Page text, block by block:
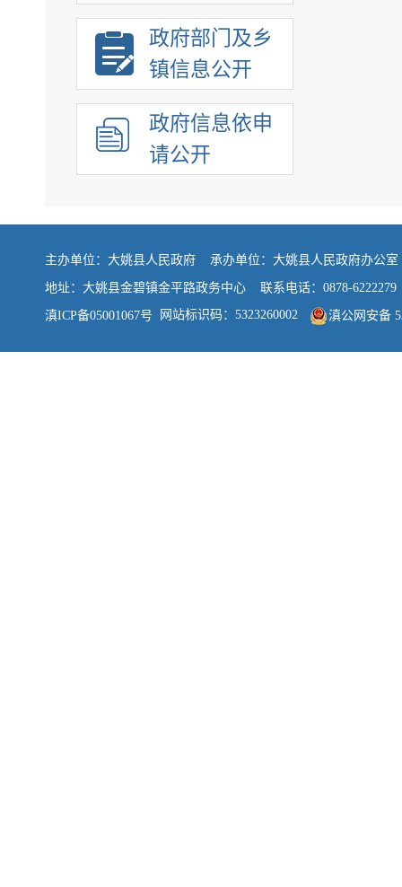
政府部门及乡
镇信息公开
政府信息依申
请公开
主办单位：大姚县人民政府 承办单位：大姚县人民政府办公
地址：大姚县金碧镇金平路政务中心 联系电话：0878-6222279
滇ICP备05001067号 网站标识码：5323260002 滇公网安备